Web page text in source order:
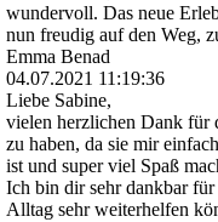
wundervoll. Das neue
nun freudig auf den Weg,
Emma Benad
04.07.2021 11:19:36
Liebe Sabine,
vielen herzlichen Dank für
zu haben, da sie mir
ist und super viel Spaß
Ich bin dir sehr dankbar für
Alltag sehr weiterhelfen